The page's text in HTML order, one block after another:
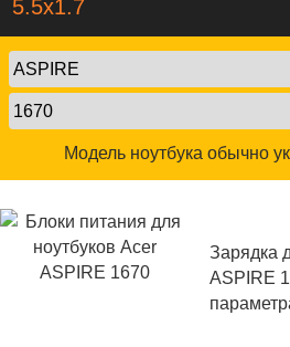
5.5х1.7
Модель ноутбука обычно
Зарядка
ASPIRE